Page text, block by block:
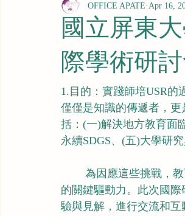
國立屏東
際學術研
OFFICE APATE Apr 16,
1.目的：實踐師培USR
僅僅是知識的傳遞者，
括：(一)解決地方教育面
永續SDGS、(五)大學研究
的關鍵驅動力。此次國
驗與見解，進行交流和